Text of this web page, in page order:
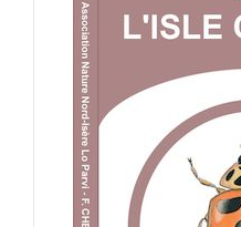
Connaître & Protéger
Nos actions
Ressources